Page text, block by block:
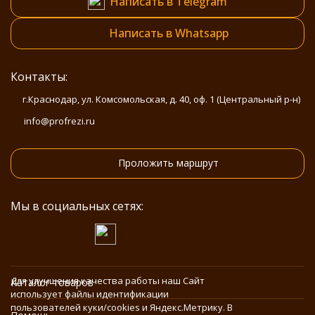
Написать в Whatsapp
Контакты:
г.Краснодар, ул. Комсомольская, д. 40, оф. 1 (Центральный р-н)
info@profrezi.ru
Проложить маршрут
Мы в социальных сетях:
Каталог товаров
Для улучшения качества работы наш Сайт
использует файлы идентификации
пользователей куки/cookies и Яндекс.Метрику. В